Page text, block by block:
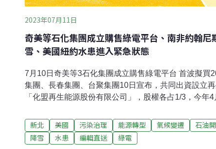
2023年07月11日
奇美等石化集團成立購售綠電平台、南非約翰尼
雪、美國紐約水患進入緊急狀態
7月10日奇美等3石化集團成立購售綠電平台 首波擬買
集團、長春集團、台聚集團10日宣布，共同出資設立
「化盟再生能源股份有限公司」，股權各占1/3，今年
建纜車引正反討論 宜縣府續尋求地方共識宜蘭縣抹茶山
多，但要爬上去卻不容易，地方建議興建纜車，帶動觀
兩面討論。近期傳出，縣府評估結果，認為不符合經濟
新北 美國 污染治理 能源轉型 氣候變遷
石油
降雪
水患 編輯直送 綠電